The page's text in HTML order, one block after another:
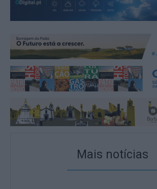
Mais notícias